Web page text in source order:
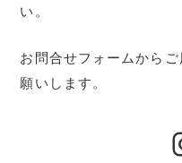
い。
お問合せフォームから
願いします。